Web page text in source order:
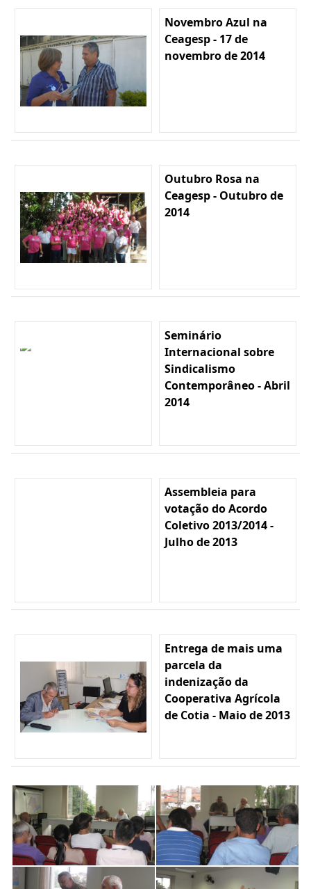
Novembro Azul na
Ceagesp - 17 de
novembro de 2014
Outubro Rosa na
Ceagesp - Outubro de
2014
Seminário
Internacional sobre
Sindicalismo
Contemporâneo - Abril
2014
Assembleia para
votação do Acordo
Coletivo 2013/2014 -
Julho de 2013
Entrega de mais uma
parcela da
indenização da
Cooperativa Agrícola
de Cotia - Maio de 2013